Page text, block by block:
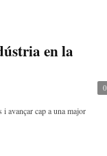
en la
0
avançar cap a una major